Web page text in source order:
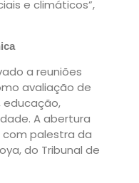
e climáticos”,
a reuniões
avaliação de
educação,
A abertura
com palestra da
do Tribunal de